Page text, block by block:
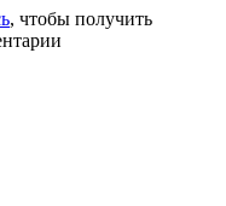
, чтобы получить